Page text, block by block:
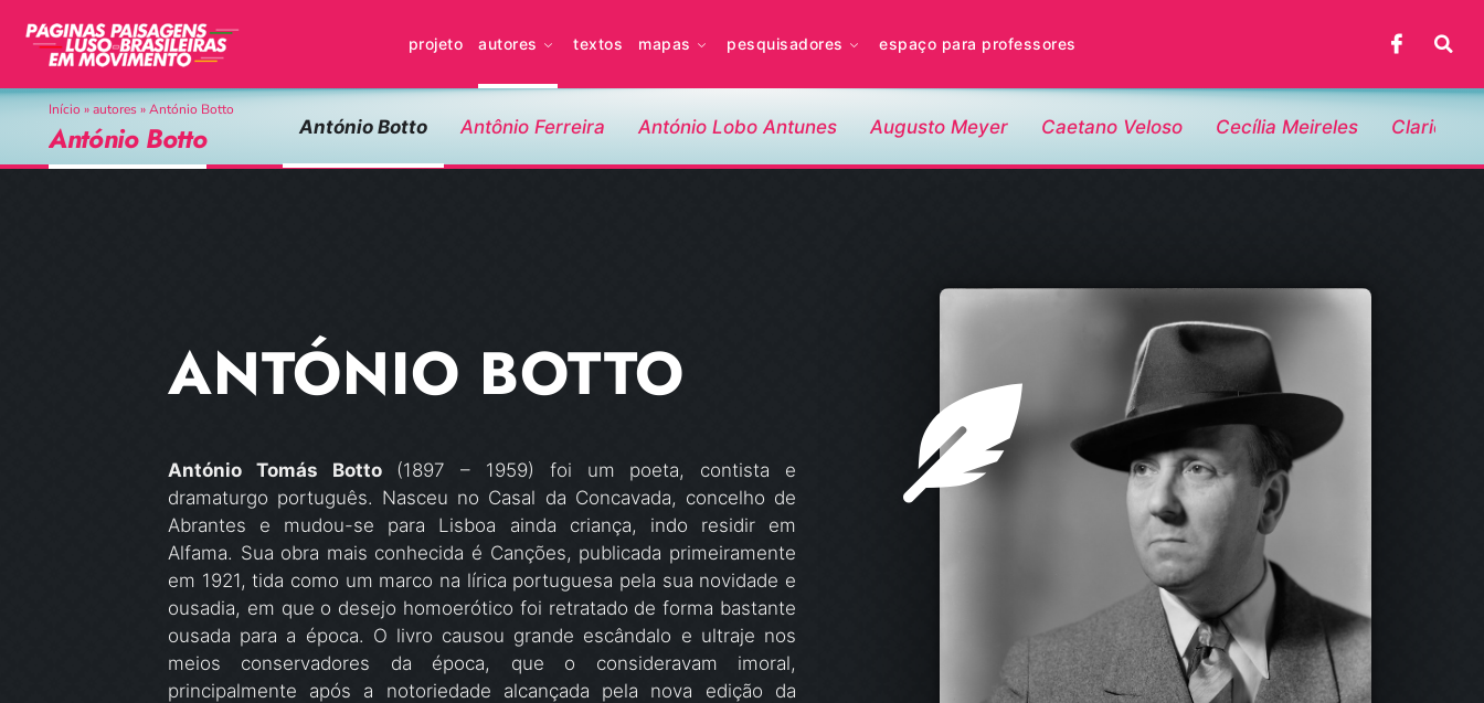
projeto autores textos mapas pesquisadores espaço para professores
Início »autores»António Botto
António Botto
Azevedo Angela Melim António Botto Antônio Ferreira António Lobo Antunes Augusto Meyer Caetano Veloso Cecília Meireles Clarice
ANTÓNIO BOTTO
António Tomás Botto(1897 – 1959) foi um poeta, contista e
dramaturgo português. Nasceu no Casal da Concavada, concelho de
Abrantes e mudou-se para Lisboa ainda criança, indo residir em
Alfama. Sua obra mais conhecida é Canções, publicada primeiramente
em 1921, tida como um marco na lírica portuguesa pela sua novidade e
ousadia, em que o desejo homoerótico foi retratado de forma bastante
ousada para a época. O livro causou grande escândalo e ultraje nos
meios conservadores da época, que o consideravam imoral,
principalmente após a notoriedade alcançada pela nova edição da